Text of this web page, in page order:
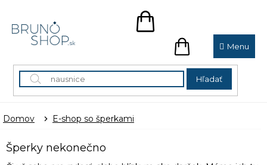
obsah
Hľadať
NÁKUPNÝ
NÁKUPNÝ
KOŠÍK
Domov E-shop so šperkami
Šperky nekonečno